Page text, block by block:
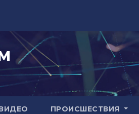
ПРОИСШЕСТВИЯ